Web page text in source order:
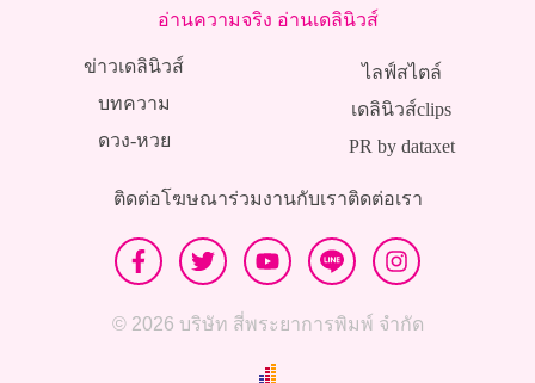
อ่านความจริง อ่านเดลินิวส์
ข่าวเดลินิวส์
บทความ
ดวง-หวย
ไลฟ์สไตล์
เดลินิวส์clips
PR by dataxet
ติดต่อโฆษณาร่วมงานกับเราติดต่อเรา
© 2026 บริษัท สี่พระยาการพิมพ์ จำกัด